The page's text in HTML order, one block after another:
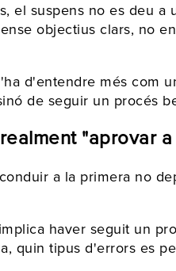
el suspens no es deu
objectius clars, no
d'entendre més com
de seguir un procés
"aprovar
a la primera no
haver seguit un
quin tipus d'errors es